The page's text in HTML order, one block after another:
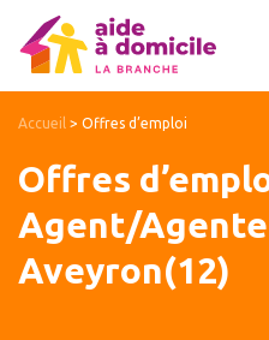
Accueil > Offres d’emploi
Offres
Agent/Agente
Aveyron(12)